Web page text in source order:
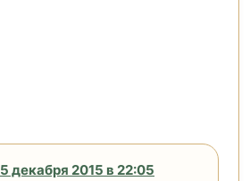
5 декабря 2015 в 22:05